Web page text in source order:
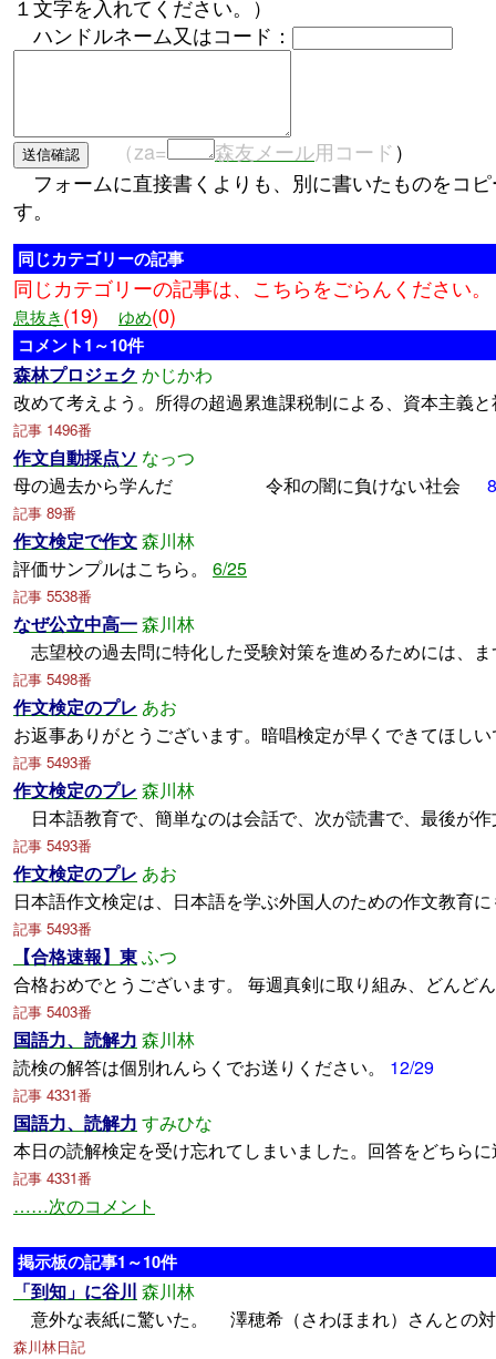
１文字を入れてください。）
ハンドルネーム又はコード：
（za= 森友メール用コード）
フォームに直接書くよりも、別に書いたものをコ
す。
同じカテゴリーの記事
同じカテゴリーの記事は、こちらをごらんください。
息抜き(19) ゆめ(0)
コメント1～10件
森林プロジェク かじかわ
改めて考えよう。所得の超過累進課税制による、資本主義
記事 1496番
作文自動採点ソ なっつ
母の過去から学んだ 令和の闇に負けない社会
記事 89番
作文検定で作文森川林
評価サンプルはこちら。 6/25
記事 5538番
なぜ公立中高一森川林
志望校の過去問に特化した受験対策を進めるためには、
記事 5498番
作文検定のプレ あお
お返事ありがとうございます。暗唱検定が早くできてほし
記事 5493番
作文検定のプレ 森川林
日本語教育で、簡単なのは会話で、次が読書で、最後が
記事 5493番
作文検定のプレ あお
日本語作文検定は、日本語を学ぶ外国人のための作文教育
記事 5493番
【合格速報】東ふつ
合格おめでとうございます。 毎週真剣に取り組み、どんど
記事 5403番
国語力、読解力 森川林
読検の解答は個別れんらくでお送りください。
12/29
記事 4331番
国語力、読解力 すみひな
本日の読解検定を受け忘れてしまいました。回答をどちら
記事 4331番
……次のコメント
掲示板の記事1～10件
「到知」に谷川 森川林
意外な表紙に驚いた。 澤穂希（さわほまれ）さんとの
森川林日記